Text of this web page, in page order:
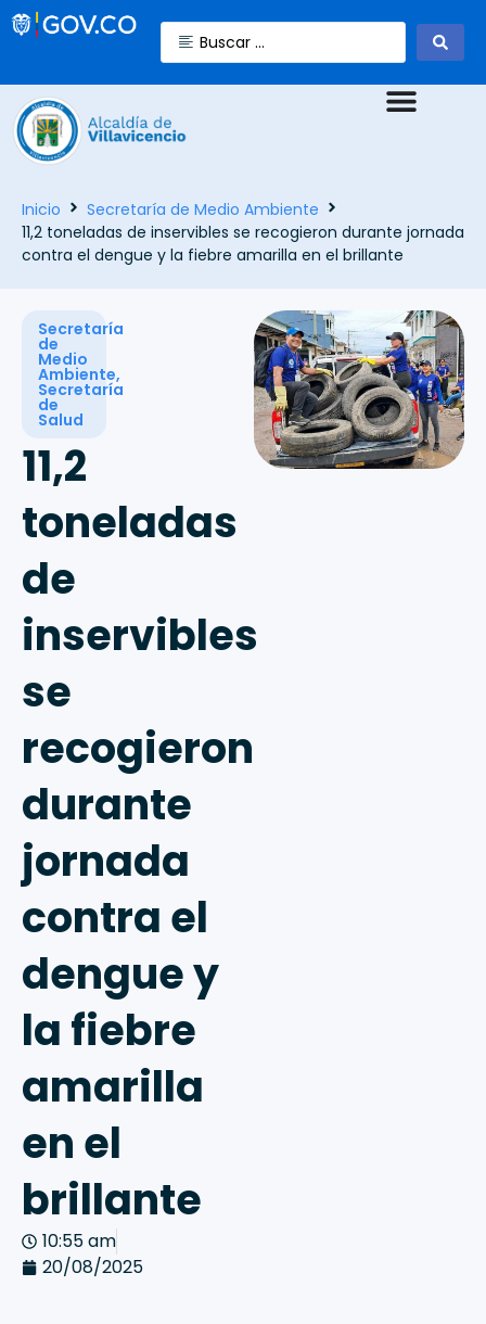
Inicio
Secretaría de Medio Ambiente
11,2 toneladas de inservibles se recogieron durante jornada
contra el dengue y la fiebre amarilla en el brillante
Secretaría
de
Medio
Ambiente,
Secretaría
de
Salud
11,2
toneladas
de
inservibles
se
recogieron
durante
jornada
contra el
dengue y
la fiebre
amarilla
en el
brillante
10:55 am
20/08/2025